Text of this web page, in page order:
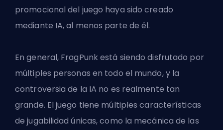
promocional del juego haya sido creado
mediante IA, al menos parte de él.
En general, FragPunk está siendo disfrutado por
múltiples personas en todo el mundo, y la
controversia de la IA no es realmente tan
grande. El juego tiene múltiples características
de jugabilidad únicas,como la mecánica de las